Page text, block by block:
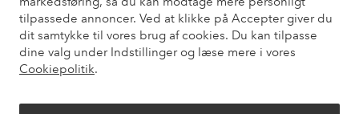
tilpassede annoncer. Ved at klikke på Accepter giver du
dit samtykke til vores brug af cookies. Du kan tilpasse
dine valg under Indstillinger og læse mere i vores
Cookiepolitik.
Mine sider